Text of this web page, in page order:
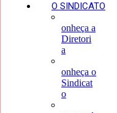
O SINDICATO
onheça a
Diretori
a
onheça o
Sindicat
o